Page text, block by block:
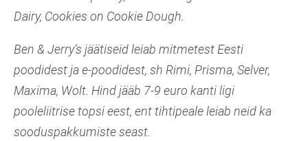
Dairy, Cookies on Cookie Dough.
Ben & Jerry’s jäätiseid leiab mitmetest Eesti
poodidest ja e-poodidest, sh Rimi, Prisma, Selver,
Maxima, Wolt. Hind jääb 7-9 euro kanti ligi
pooleliitrise topsi eest, ent tihtipeale leiab neid ka
sooduspakkumiste seast.